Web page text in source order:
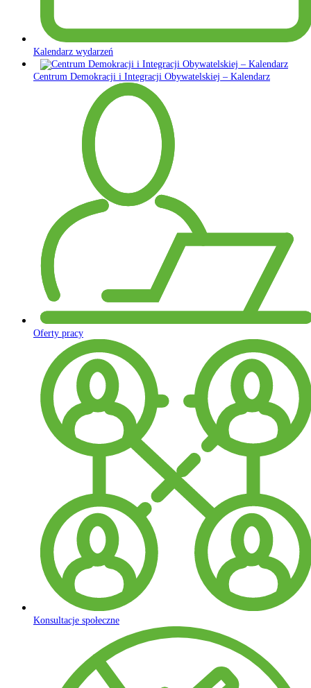
Kalendarz wydarzeń
Centrum Demokracji i Integracji Obywatelskiej – Kalendarz
Oferty pracy
Konsultacje społeczne